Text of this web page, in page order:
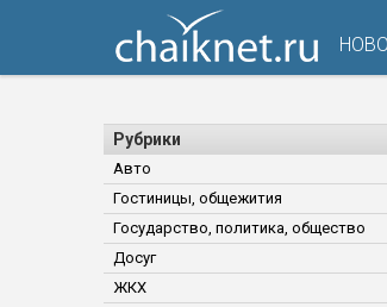
Рубрики
Авто
Гостиницы, общежития
Государство, политика, общество
Досуг
ЖКХ